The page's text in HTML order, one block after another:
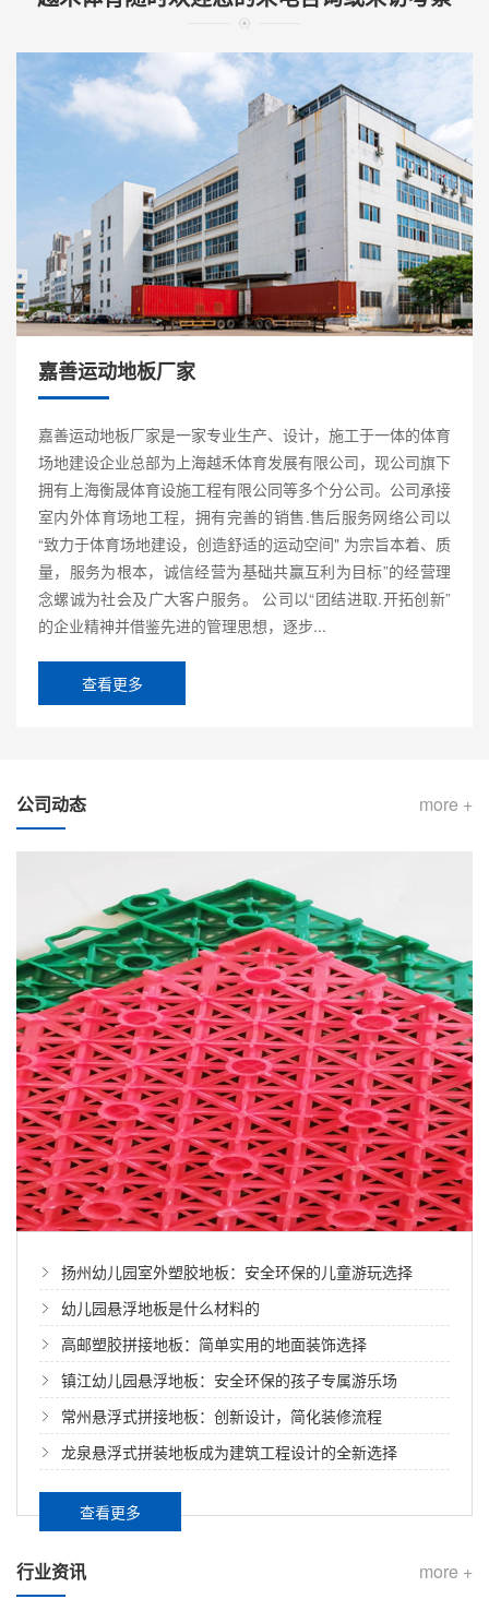
嘉善运动地板厂家
嘉善运动地板厂家是一家专业生产、设计，施工于一体的体育
场地建设企业总部为上海越禾体育发展有限公司，现公司旗下
拥有上海衡晟体育设施工程有限公同等多个分公司。公司承接
室内外体育场地工程，拥有完善的销售.售后服务网络公司以
“致力于体育场地建设，创造舒适的运动空间" 为宗旨本着、质
量，服务为根本，诚信经营为基础共赢互利为目标”的经营理
念螺诚为社会及广大客户服务。 公司以“团结进取.开拓创新”
的企业精神并借鉴先进的管理思想，逐步...
查看更多
more +
公司动态
扬州幼儿园室外塑胶地板：安全环保的儿童游玩选择
幼儿园悬浮地板是什么材料的
高邮塑胶拼接地板：简单实用的地面装饰选择
镇江幼儿园悬浮地板：安全环保的孩子专属游乐场
常州悬浮式拼接地板：创新设计，简化装修流程
龙泉悬浮式拼装地板成为建筑工程设计的全新选择
查看更多
more +
行业资讯